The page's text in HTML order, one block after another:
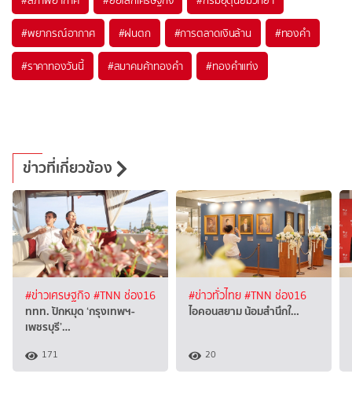
#พยากรณ์อากาศ #ฝนตก #การตลาดเงินล้าน #ทองคำ
#ราคาทองวันนี้ #สมาคมค้าทองคำ #ทองคำแท่ง
ข่าวที่เกี่ยวข้อง
#ข่าวเศรษฐกิจ #TNN ช่อง16
ททท. ปักหมุด ‘กรุงเทพฯ-
เพชรบุรี’…
171
#ข่าวทั่วไทย#TNN ช่อง16
ไอคอนสยาม น้อมสำนึกใ…
20